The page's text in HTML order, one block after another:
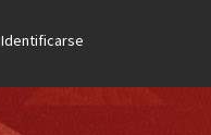
Identificarse